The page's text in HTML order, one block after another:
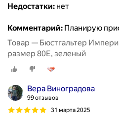
Недостатки: нет
Комментарий: Планирую
Товар — Бюстгальтер
размер 80E, зеленый
Вера Виноградова
99 отзывов
31 марта 2025